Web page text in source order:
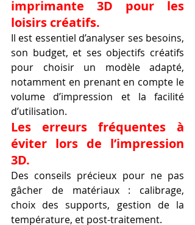
imprimante 3D pour les
loisirs créatifs.
Il est essentiel d’analyser ses besoins,
son budget, et ses objectifs créatifs
pour choisir un modèle adapté,
notamment en prenant en compte le
volume d’impression et la facilité
d’utilisation.
Les erreurs fréquentes à
éviter lors de l’impression
3D.
Des conseils précieux pour ne pas
gâcher de matériaux : calibrage,
choix des supports, gestion de la
température, et post-traitement.